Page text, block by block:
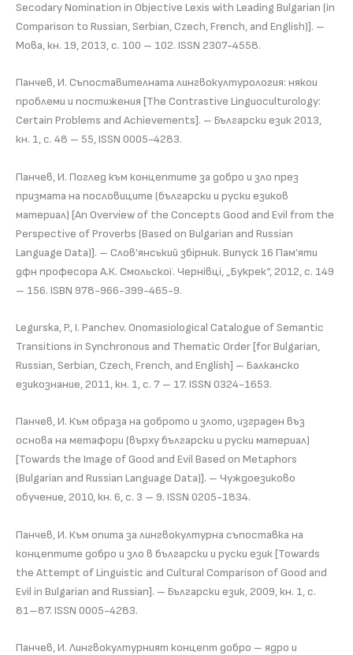
Secodary Nomination in Objective Lexis with Leading Bulgarian (in
Comparison to Russian, Serbian, Czech, French, and English)]. –
Мова, кн. 19, 2013, с. 100 – 102. ISSN 2307-4558.
Панчев, И. Съпоставителната лингвокултурология: някои
проблеми и постижения [The Contrastive Linguoculturology:
Certain Problems and Achievements]. – Български език 2013,
кн. 1, с. 48 – 55, ISSN 0005-4283.
Панчев, И. Поглед към концептите за добро и зло през
призмата на пословиците (български и руски езиков
материал) [An Overview of the Concepts Good and Evil from the
Perspective of Proverbs (Based on Bulgarian and Russian
Language Data)]. – Слов’янський збiрник. Випуск 16 Пам’яти
дфн професора А.К. Смольскої. Чернiвцi, „Букрек“, 2012, с. 149
– 156. ISBN 978-966-399-465-9.
Legurska, P., I. Panchev. Onomasiological Catalogue of Semantic
Transitions in Synchronous and Thematic Order [for Bulgarian,
Russian, Serbian, Czech, French, and English] – Балканско
езикознание, 2011, кн. 1, с. 7 – 17. ISSN 0324-1653.
Панчев, И. Към образа на доброто и злото, изграден въз
основа на метафори (върху български и руски материал)
[Towards the Image of Good and Evil Based on Metaphors
(Bulgarian and Russian Language Data)]. – Чуждоезиково
обучение, 2010, кн. 6, с. 3 – 9. ISSN 0205-1834.
Панчев, И. Към опита за лингвокултурна съпоставка на
концептите добро и зло в български и руски език [Towards
the Attempt of Linguistic and Cultural Comparison of Good and
Evil in Bulgarian and Russian]. – Български език, 2009, кн. 1, с.
81–87. ISSN 0005-4283.
Панчев, И. Лингвокултурният концепт добро – ядро и